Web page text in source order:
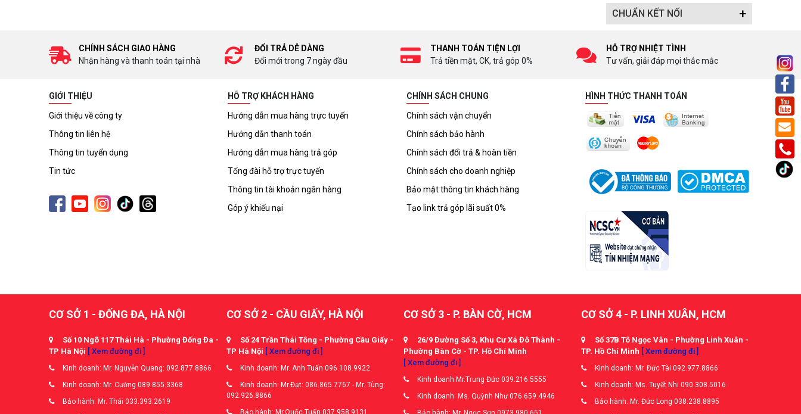
CHUẨN KẾT NỐI +
CHÍNH SÁCH GIAO HÀNG
Nhận hàng và thanh toán tại nhà
ĐỔI TRẢ DỄ DÀNG
Đổi mới trong 7 ngày đầu
THANH TOÁN TIỆN LỢI
Trả tiền mặt, CK, trả góp 0%
HỖ TRỢ NHIỆT TÌNH
Tư vấn, giải đáp mọi thắc mắc
GIỚI THIỆU
Giới thiệu về công ty
Thông tin liên hệ
Thông tin tuyển dụng
Tin tức
HỖ TRỢ KHÁCH HÀNG
Hướng dẫn mua hàng trực tuyến
Hướng dẫn thanh toán
Hướng dẫn mua hàng trả góp
Tổng đài hỗ trợ trực tuyến
Thông tin tài khoản ngân hàng
Góp ý khiếu nại
CHÍNH SÁCH CHUNG
Chính sách vận chuyển
Chính sách bảo hành
Chính sách đổi trả & hoàn tiền
Chính sách cho doanh nghiệp
Bảo mật thông tin khách hàng
Tạo link trả góp lãi suất 0%
HÌNH THỨC THANH TOÁN
CƠ SỞ 1 - ĐỐNG ĐA, HÀ NỘI
Số 10 Ngõ 117 Thái Hà - Phường Đống Đa -
TP Hà Nội [ Xem đường đi ]
Kinh doanh: Mr. Nguyễn Quang: 092.877.8866
Kinh doanh: Mr. Cường 089.855.3368
Bảo hành: Mr. Thái 033.393.2619
CƠ SỞ 2 - CẦU GIẤY, HÀ NỘI
Số 24 Trần Thái Tông - Phường Cầu Giấy -
TP Hà Nội [ Xem đường đi ]
Kinh doanh: Mr. Anh Tuấn 096.108.9922
Kinh doanh: Mr.Đạt: 086.865.7767 - Mr. Tùng:
092.926.8866
Bảo hành: Mr.Quốc Tuấn 037.958.9131
CƠ SỞ 3 - P. BÀN CỜ, HCM
26/9 Đường Số 3, Khu Cư Xá Đô Thành -
Phường Bàn Cờ - TP. Hồ Chí Minh
[ Xem đường đi ]
Kinh doanh:Mr.Trung Đức 039.216.5555
Kinh doanh: Ms. Quỳnh Như 076.659.4946
CƠ SỞ 4 - P. LINH XUÂN, HCM
Số 37B Tô Ngọc Vân - Phường Linh Xuân -
TP. Hồ Chí Minh [ Xem đường đi ]
Kinh doanh: Mr. Đức Tài 092.977.8866
Kinh doanh: Ms. Tuyết Nhi 090.308.5016
Bảo hành: Mr. Đức Long 038.238.8895